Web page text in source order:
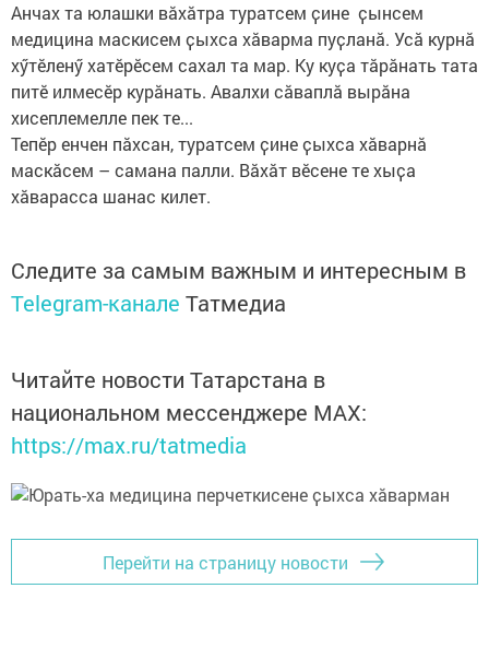
Анчах та юлашки вӑхӑтра туратсем ҫине ҫынсем
медицина маскисем ҫыхса хӑварма пуҫланӑ. Усӑ курнӑ
хӳтӗленӳ хатӗрӗсем сахал та мар. Ку куҫа тӑрӑнать тата
питӗ илмесӗр курӑнать. Авалхи сӑваплӑ вырӑна
хисеплемелле пек те...
Тепӗр енчен пӑхсан, туратсем ҫине ҫыхса хӑварнӑ
маскӑсем – самана палли. Вӑхӑт вӗсене те хыҫа
хӑварасса шанас килет.
Следите за самым важным и интересным в
Telegram-канале Татмедиа
Читайте новости Татарстана в
национальном мессенджере MАХ:
https://max.ru/tatmedia
Перейти на страницу новости